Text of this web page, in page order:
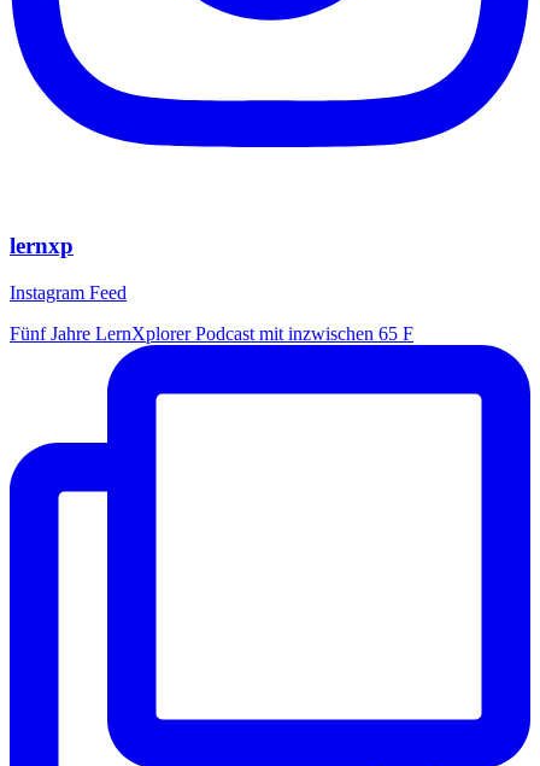
lernxp
Instagram Feed
Fünf Jahre LernXplorer Podcast mit inzwischen 65 F